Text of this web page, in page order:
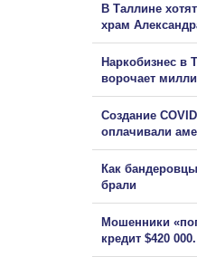
В Таллине
храм
Наркобизнес в
ворочает
Создание
оплачивали
Как
брали
Мошенники
кредит $420 000.